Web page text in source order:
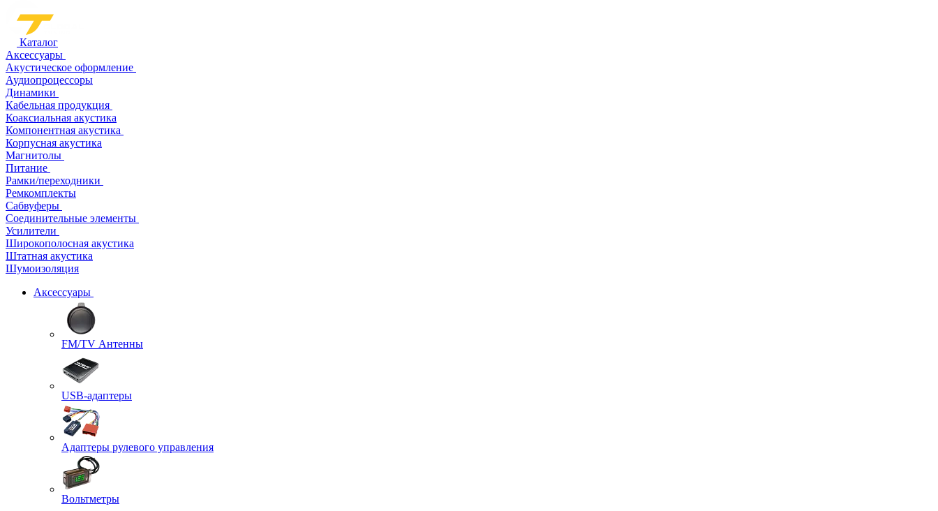
Каталог
Аксессуары
Акустическое оформление
Аудиопроцессоры
Динамики
Кабельная продукция
Коаксиальная акустика
Компонентная акустика
Корпусная акустика
Магнитолы
Питание
Рамки/переходники
Ремкомплекты
Сабвуферы
Соединительные элементы
Усилители
Широкополосная акустика
Штатная акустика
Шумоизоляция
Аксессуары
FM/TV Антенны
USB-адаптеры
Адаптеры рулевого управления
Вольтметры